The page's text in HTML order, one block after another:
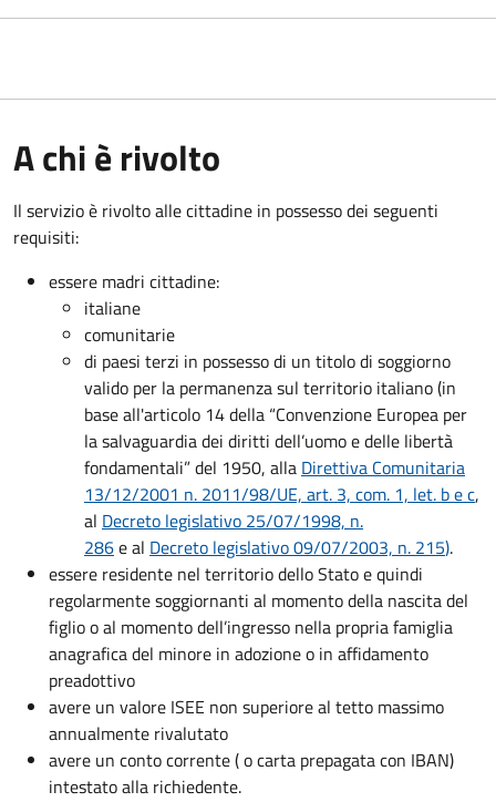
A chi è rivolto
Il servizio è rivolto alle cittadine in possesso dei seguenti
requisiti:
essere madri cittadine:
italiane
comunitarie
di paesi terzi in possesso di un titolo di soggiorno
valido per la permanenza sul territorio italiano (in
base all'articolo 14 della “Convenzione Europea per
la salvaguardia dei diritti dell’uomo e delle libertà
fondamentali” del 1950, alla Direttiva Comunitaria
13/12/2001 n. 2011/98/UE, art. 3, com. 1, let. b e c,
al Decreto legislativo 25/07/1998, n.
286e al Decreto legislativo 09/07/2003, n. 215).
essere residente nel territorio dello Stato e quindi
regolarmente soggiornanti al momento della nascita del
figlio o al momento dell’ingresso nella propria famiglia
anagrafica del minore in adozione o in affidamento
preadottivo
avere un valore ISEE non superiore al tetto massimo
annualmente rivalutato
avere un conto corrente ( o carta prepagata con IBAN)
intestato alla richiedente.